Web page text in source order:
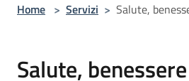
Home > Servizi > Salute,
Salute,